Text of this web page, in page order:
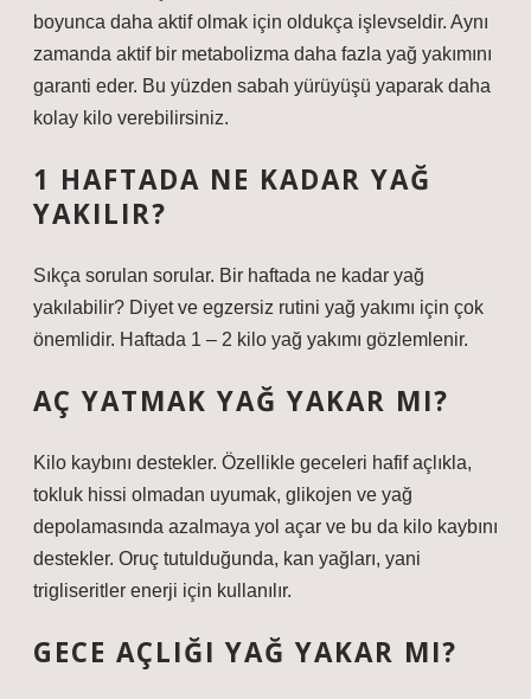
boyunca daha aktif olmak için oldukça işlevseldir. Aynı
zamanda aktif bir metabolizma daha fazla yağ yakımını
garanti eder. Bu yüzden sabah yürüyüşü yaparak daha
kolay kilo verebilirsiniz.
1 HAFTADA NE KADAR YAĞ
YAKILIR?
Sıkça sorulan sorular. Bir haftada ne kadar yağ
yakılabilir? Diyet ve egzersiz rutini yağ yakımı için çok
önemlidir. Haftada 1 – 2 kilo yağ yakımı gözlemlenir.
AÇ YATMAK YAĞ YAKAR MI?
Kilo kaybını destekler. Özellikle geceleri hafif açlıkla,
tokluk hissi olmadan uyumak, glikojen ve yağ
depolamasında azalmaya yol açar ve bu da kilo kaybını
destekler. Oruç tutulduğunda, kan yağları, yani
trigliseritler enerji için kullanılır.
GECE AÇLIĞI YAĞ YAKAR MI?